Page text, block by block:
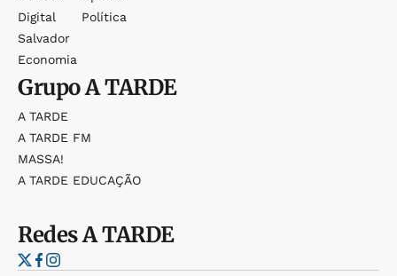
Digital
Salvador
Economia
Política
GrupoA TARDE
A TARDE
A TARDE FM
MASSA!
A TARDE EDUCAÇÃO
RedesA TARDE